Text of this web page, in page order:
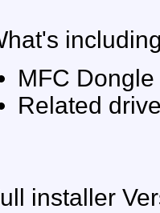
MFC
Related
installer